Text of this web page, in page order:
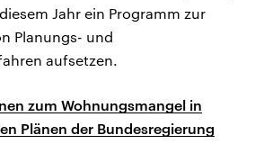
Jahr ein Programm zur
Planungs- und
aufsetzen.
zum Wohnungsmangel in
Plänen der Bundesregierung